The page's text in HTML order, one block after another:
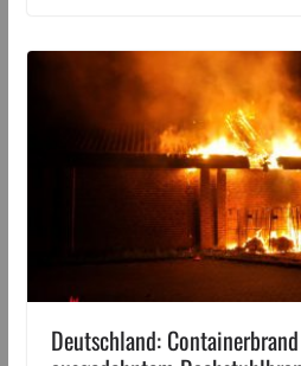
Deutschland: